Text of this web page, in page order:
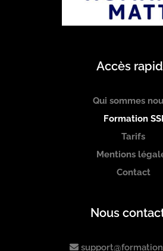
Accès
Qui sommes
Formation SSI
Tarifs
Mentions
Contact
Nous